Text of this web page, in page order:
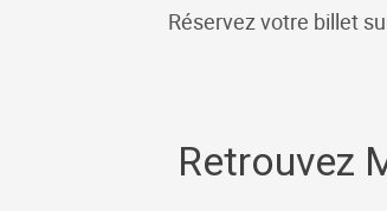
Réservez votre billet
Retrouvez